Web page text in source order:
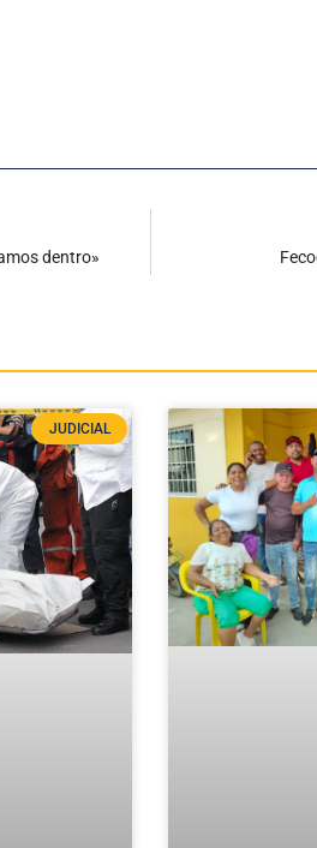
dentro»
JUDICIAL